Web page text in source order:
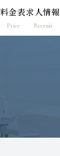
料金表
Price
求人情報
Recruit